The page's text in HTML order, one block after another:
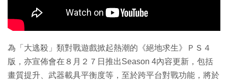
為「大逃殺」類對戰遊戲掀起熱潮的《絕地求生》ＰＳ４
版，亦宣佈會在８月２７日推出Season 4內容更新，包括
畫質提升、武器載具平衡度等，至於跨平台對戰功能，將於